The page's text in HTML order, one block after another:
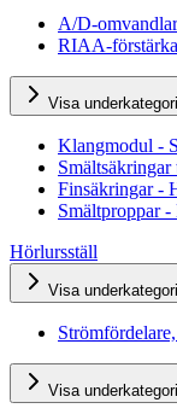
A/D-
RIAA-
Visa
Klangmodul -
Finsäkringar -
Smältproppar
Hörlursställ
Visa
Visa